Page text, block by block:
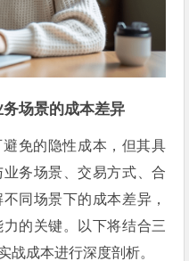
场景的成本差异
免的隐性成本，但其具
务场景、交易方式、合
同场景下的成本差异，
的关键。以下将结合三
战成本进行深度剖析。